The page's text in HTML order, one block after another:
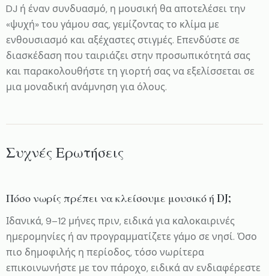
DJ ή έναν συνδυασμό, η μουσική θα αποτελέσει την
«ψυχή» του γάμου σας, γεμίζοντας το κλίμα με
ενθουσιασμό και αξέχαστες στιγμές. Επενδύστε σε
διασκέδαση που ταιριάζει στην προσωπικότητά σας
και παρακολουθήστε τη γιορτή σας να εξελίσσεται σε
μια μοναδική ανάμνηση για όλους.
Συχνές Ερωτήσεις
Πόσο νωρίς πρέπει να κλείσουμε μουσικό ή DJ;
Ιδανικά, 9–12 μήνες πριν, ειδικά για καλοκαιρινές
ημερομηνίες ή αν προγραμματίζετε γάμο σε νησί. Όσο
πιο δημοφιλής η περίοδος, τόσο νωρίτερα
επικοινωνήστε με τον πάροχο, ειδικά αν ενδιαφέρεστε